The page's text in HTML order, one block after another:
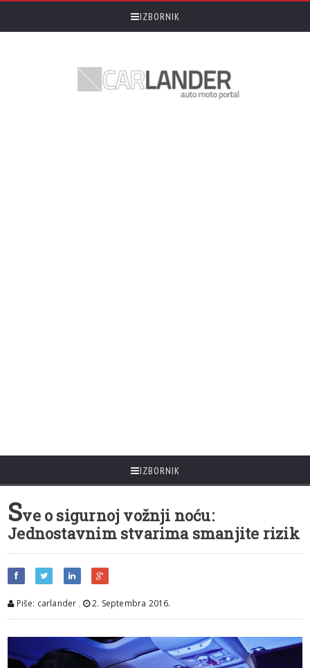
IZBORNIK
IZBORNIK
Sve o sigurnoj vožnji noću:
Jednostavnim stvarima smanjite rizik
Piše: carlander , 2. Septembra 2016.